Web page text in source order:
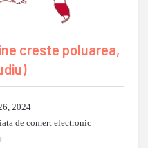
creste poluarea,
2024
de comert electronic